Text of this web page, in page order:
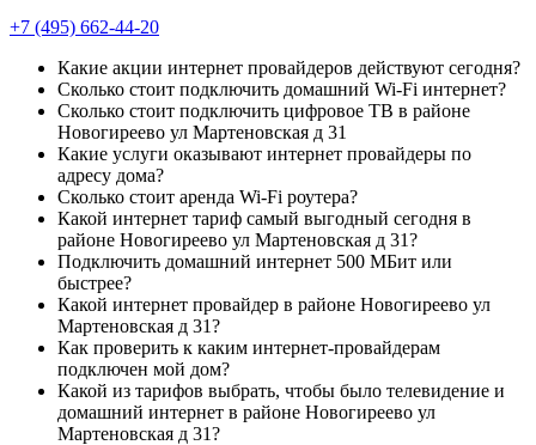
+7 (495) 662-44-20
Какие акции интернет провайдеров действуют сегодня?
Сколько стоит подключить домашний Wi-Fi интернет?
Сколько стоит подключить цифровое ТВ в районе
Новогиреево ул Мартеновская д 31
Какие услуги оказывают интернет провайдеры по
адресу дома?
Сколько стоит аренда Wi-Fi роутера?
Какой интернет тариф самый выгодный сегодня в
районе Новогиреево ул Мартеновская д 31?
Подключить домашний интернет 500 МБит или
быстрее?
Какой интернет провайдер в районе Новогиреево ул
Мартеновская д 31?
Как проверить к каким интернет-провайдерам
подключен мой дом?
Какой из тарифов выбрать, чтобы было телевидение и
домашний интернет в районе Новогиреево ул
Мартеновская д 31?